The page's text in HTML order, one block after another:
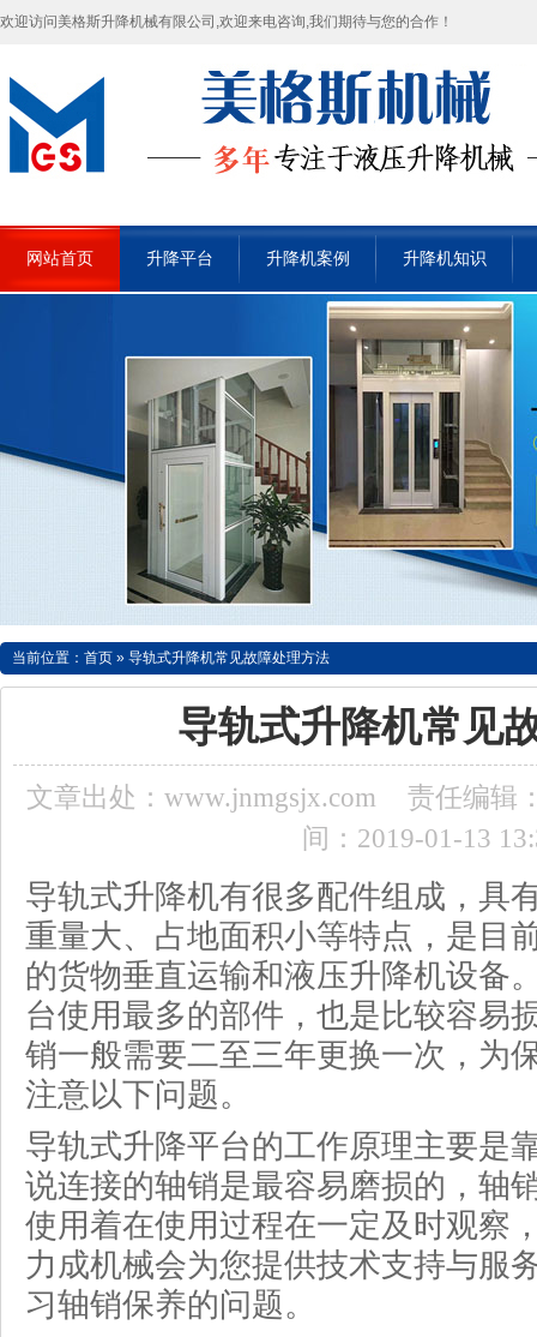
欢迎访问美格斯升降机械有限公司,欢迎来电咨询,我们期待与您的合作！
网站首页 升降平台 升降机案例 升降机知识
当前位置： 首页 » 导轨式升降机常见故障处理方法
导轨式升降机常见
文章出处：www.jnmgsjx.com
责任编辑
间：2019-01-13
导轨式升降机有很多配件组成，具
重量大、占地面积小等特点，是目
的货物垂直运输和液压升降机设备
台使用最多的部件，也是比较容易
销一般需要二至三年更换一次，为
注意以下问题。
导轨式升降平台的工作原理主要是
说连接的轴销是最容易磨损的，轴
使用着在使用过程在一定及时观察
力成机械会为您提供技术支持与服
习轴销保养的问题。